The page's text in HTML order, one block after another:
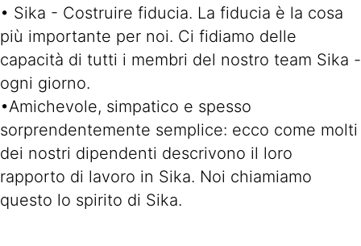
• Sika - Costruire fiducia. La fiducia è la cosa
più importante per noi. Ci fidiamo delle
capacità di tutti i membri del nostro team Sika -
ogni giorno.
•Amichevole, simpatico e spesso
sorprendentemente semplice: ecco come molti
dei nostri dipendenti descrivono il loro
rapporto di lavoro in Sika. Noi chiamiamo
questo lo spirito di Sika.